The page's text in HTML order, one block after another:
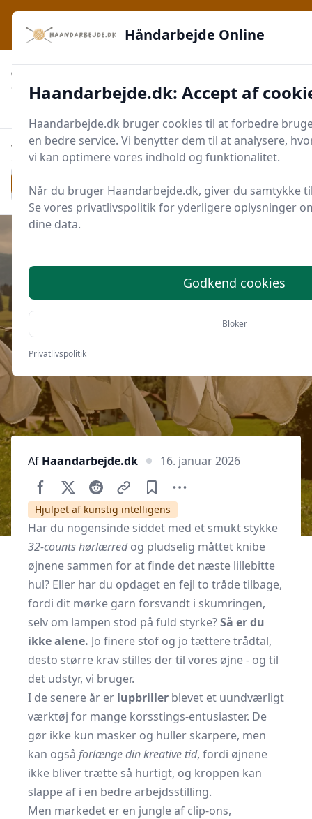
Håndarbejde Online - Inspiration, teknikker og fællesskab -
lige ved hånden
✅
🛡️ Shopping med sikkerhed ✔️ Altid de bedste priser
Start søgning
Start søgning
Hvilken lupbrille er bedst til fine
korssting?
Af Haandarbejde.dk 16. januar 2026
Hjulpet af kunstig intelligens
Har du nogensinde siddet med et smukt stykke
32-counts hørlærredog pludselig måttet knibe
øjnene sammen for at finde det næste lillebitte
hul? Eller har du opdaget en fejl to tråde tilbage,
fordi dit mørke garn forsvandt i skumringen,
selv om lampen stod på fuld styrke?Så er du
ikke alene. Jo finere stof og jo tættere trådtal,
desto større krav stilles der til vores øjne - og til
det udstyr, vi bruger.
I de senere år er lupbriller blevet et uundværligt
værktøj for mange korsstings-entusiaster. De
gør ikke kun masker og huller skarpere, men
kan også forlænge din kreative tid, fordi øjnene
ikke bliver trætte så hurtigt, og kroppen kan
slappe af i en bedre arbejdsstilling.
Men markedet er en jungle af clip-ons,
Håndarbejde Online
Haandarbejde.dk: Accept af
Haandarbejde.dk bruger cookies til at forbedre
en bedre service. Vi benytter dem til at analysere,
vi kan optimere vores indhold og funktionalitet.
Når du bruger Haandarbejde.dk, giver du samtykke
Se vores privatlivspolitik for yderligere oplysninger
dine data.
Godkend cookies
Bloker
Privatlivspolitik